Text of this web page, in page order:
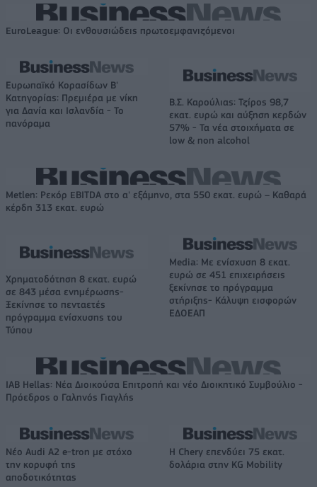
EuroLeague: Οι ενθουσιώδεις πρωτοεμφανιζόμενοι
Ευρωπαϊκό Κορασίδων Β'
Κατηγορίας: Πρεμιέρα με νίκη
για Δανία και Ισλανδία - Το
πανόραμα
Β.Σ. Καρούλιας: Τζίρος 98,7
εκατ. ευρώ και αύξηση κερδών
57% - Τα νέα στοιχήματα σε
low & non alcohol
Metlen: Ρεκόρ EBITDA στο α' εξάμηνο, στα 550 εκατ. ευρώ – Καθαρά
κέρδη 313 εκατ. ευρώ
Χρηματοδότηση 8 εκατ. ευρώ
σε 843 μέσα ενημέρωσης-
Ξεκίνησε το πενταετές
πρόγραμμα ενίσχυσης του
Τύπου
Media: Με ενίσχυση 8 εκατ.
ευρώ σε 451 επιχειρήσεις
ξεκίνησε το πρόγραμμα
στήριξης- Κάλυψη εισφορών
ΕΔΟΕΑΠ
IAB Hellas: Νέα Διοικούσα Επιτροπή και νέο Διοικητικό Συμβούλιο -
Πρόεδρος ο Γαληνός Γιαγλής
Νέο Audi A2 e-tron με στόχο
την κορυφή της
αποδοτικότητας
Η Chery επενδύει 75 εκατ.
δολάρια στην KG Mobility